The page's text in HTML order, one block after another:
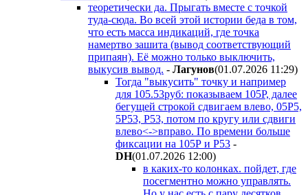
теоретически да. Прыгать вместе с точкой
туда-сюда. Во всей этой истории беда в том,
что есть масса индикаций, где точка
намертво зашита (вывод соответствующий
припаян). Её можно только выключить,
выкусив вывод. - Лaгyнoв(01.07.2026 11:29)
Тогда "выкусить" точку и например
для 105.53руб: показываем 105Р, далее
бегущей строкой сдвигаем влево, 05Р5,
5Р53, Р53, потом по кругу или сдвиги
влево<->вправо. По времени больше
фиксации на 105Р и Р53 -
DH(01.07.2026 12:00)
в каких-то колонках. пойдет, где
посегментно можно управлять.